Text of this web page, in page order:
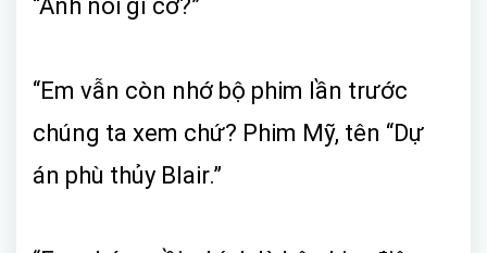
“Anh nói gì cơ?”
“Em vẫn còn nhớ bộ phim lần trước
chúng ta xem chứ? Phim Mỹ, tên “Dự
án phù thủy Blair.”